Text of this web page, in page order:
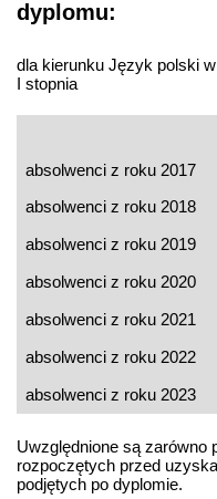
dyplomu:
dla kierunku Język polski
I stopnia
absolwenci z roku 2017
absolwenci z roku 2018
absolwenci z roku 2019
absolwenci z roku 2020
absolwenci z roku 2021
absolwenci z roku 2022
absolwenci z roku 2023
Uwzględnione są zarówno
rozpoczętych przed
podjętych po dyplomie.